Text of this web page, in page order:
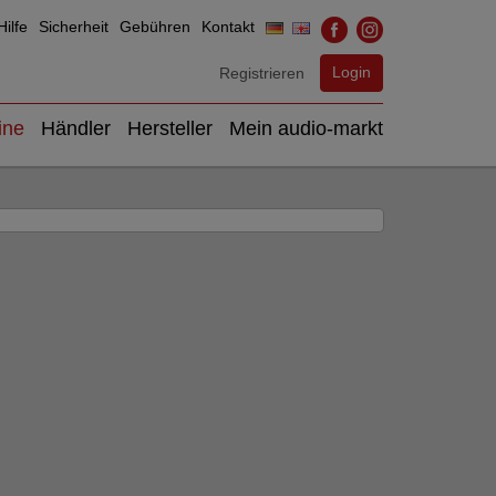
Sicherheit Gebühren Kontakt
Registrieren Login
Händler Hersteller Mein audio-markt